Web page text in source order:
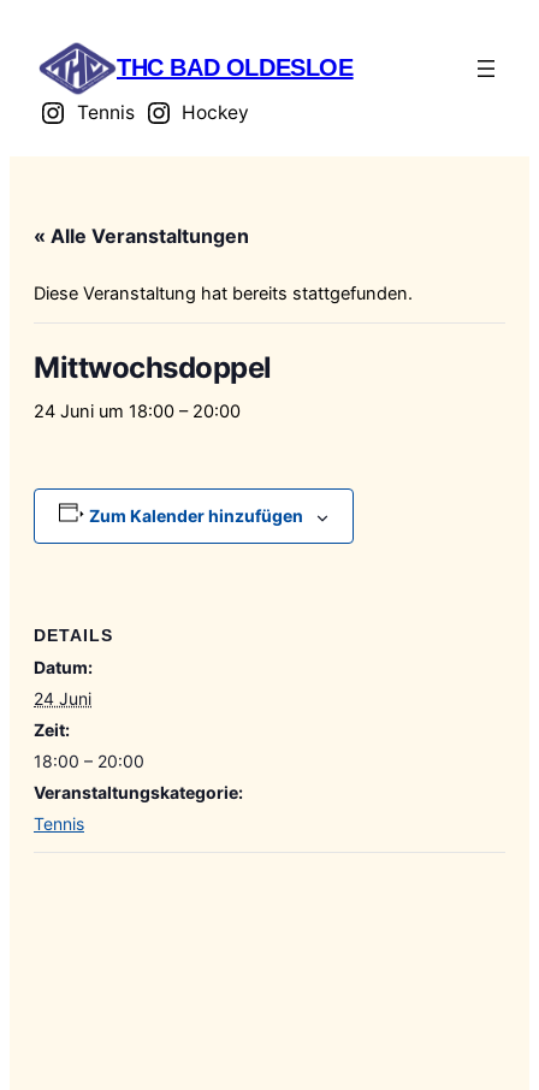
THC BAD OLDESLOE
Tennis Hockey
« Alle Veranstaltungen
Diese Veranstaltung hat bereits stattgefunden.
Mittwochsdoppel
24 Juni um 18:00 – 20:00
Zum Kalender hinzufügen
DETAILS
Datum:
24 Juni
Zeit:
18:00 – 20:00
Veranstaltungskategorie:
Tennis